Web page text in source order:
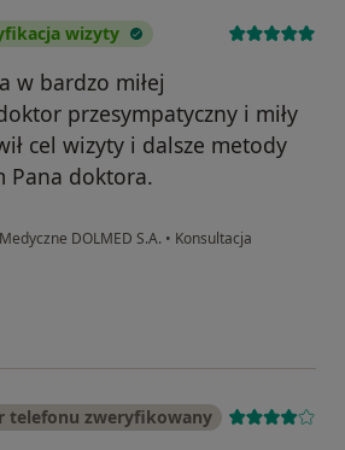
wizyty
w bardzo miłej
przesympatyczny i miły
cel wizyty i dalsze metody
Pana doktora.
DOLMED S.A. • Konsultacja
telefonu zweryfikowany